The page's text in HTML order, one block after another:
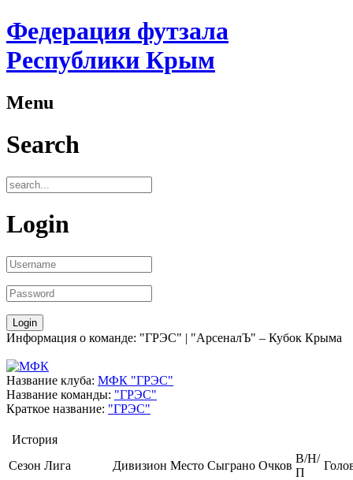
Федерация футзала
Республики Крым
Menu
Search
Login
Информация о команде: "ГРЭС" | "АрсеналЪ" – Кубок Крыма
Название клуба: МФК "ГРЭС"
Название команды: "ГРЭС"
Краткое название: "ГРЭС"
История
Сезон Лига Дивизион Место Сыграно Очков
В/Н/
П